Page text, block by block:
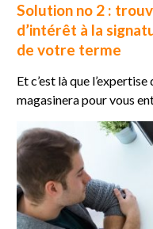
Solution no 2 :
d’intérêt à la
de votre terme
Et c’est là que
magasinera pour vous